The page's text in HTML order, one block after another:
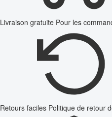
Livraison gratuite Pour les
Retours faciles Politique de retour